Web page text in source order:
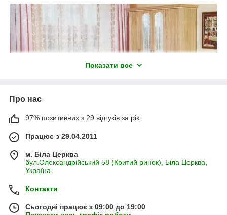
Показати все
Про нас
97% позитивних з 29 відгуків за рік
Працює з 29.04.2011
м. Біла Церква
бул.Олександрійський 58 (Критий ринок), Біла Церква,
Україна
Контакти
Сьогодні працює з 09:00 до 19:00